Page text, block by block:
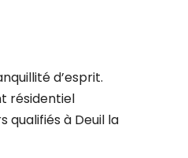
d’esprit.
résidentiel
qualifiés à Deuil la